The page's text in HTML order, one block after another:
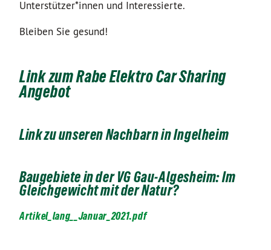
Unterstützer*innen und Interessierte.
Bleiben Sie gesund!
Link zum Rabe Elektro Car Sharing
Angebot
Link zu unseren Nachbarn in Ingelheim
Baugebiete in der VG Gau-Algesheim: Im
Gleichgewicht mit der Natur?
Artikel_lang__Januar_2021.pdf